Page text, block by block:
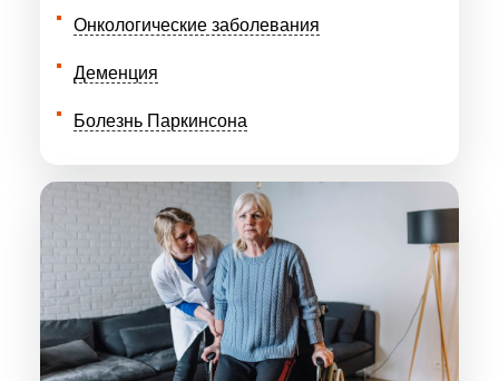
Онкологические заболевания
Деменция
Болезнь Паркинсона